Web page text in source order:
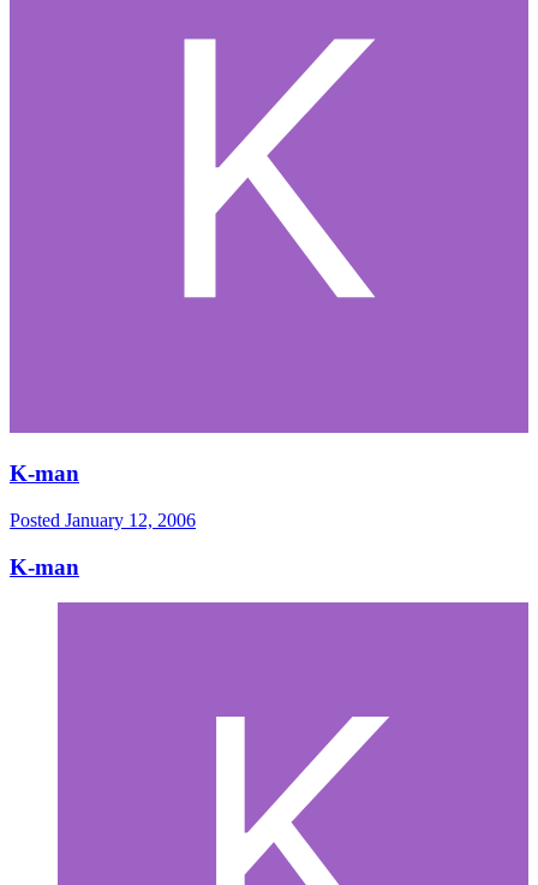
K-man
Posted January 12, 2006
K-man